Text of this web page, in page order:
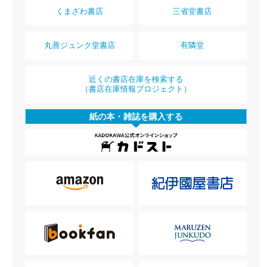
くまざわ書店 三省堂書店
丸善ジュンク堂書店 有隣堂
近くの書店在庫を検索する
（書店在庫情報プロジェクト）
紙の本・雑誌を購入する